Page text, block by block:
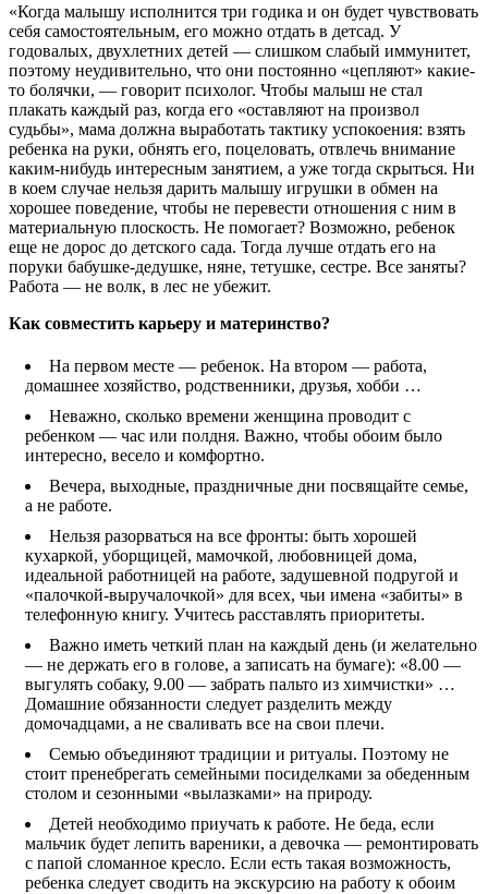
«Когда малышу исполнится три годика и он будет чувствовать
себя самостоятельным, его можно отдать в детсад. У
годовалых, двухлетних детей — слишком слабый иммунитет,
поэтому неудивительно, что они постоянно «цепляют» какие-
то болячки, — говорит психолог. Чтобы малыш не стал
плакать каждый раз, когда его «оставляют на произвол
судьбы», мама должна выработать тактику успокоения: взять
ребенка на руки, обнять его, поцеловать, отвлечь внимание
каким-нибудь интересным занятием, а уже тогда скрыться. Ни
в коем случае нельзя дарить малышу игрушки в обмен на
хорошее поведение, чтобы не перевести отношения с ним в
материальную плоскость. Не помогает? Возможно, ребенок
еще не дорос до детского сада. Тогда лучше отдать его на
поруки бабушке-дедушке, няне, тетушке, сестре. Все заняты?
Работа — не волк, в лес не убежит.
Как совместить карьеру и материнство?
На первом месте — ребенок. На втором — работа,
домашнее хозяйство, родственники, друзья, хобби …
Неважно, сколько времени женщина проводит с
ребенком — час или полдня. Важно, чтобы обоим было
интересно, весело и комфортно.
Вечера, выходные, праздничные дни посвящайте семье,
а не работе.
Нельзя разорваться на все фронты: быть хорошей
кухаркой, уборщицей, мамочкой, любовницей дома,
идеальной работницей на работе, задушевной подругой и
«палочкой-выручалочкой» для всех, чьи имена «забиты» в
телефонную книгу. Учитесь расставлять приоритеты.
Важно иметь четкий план на каждый день (и желательно
— не держать его в голове, а записать на бумаге): «8.00 —
выгулять собаку, 9.00 — забрать пальто из химчистки» …
Домашние обязанности следует разделить между
домочадцами, а не сваливать все на свои плечи.
Семью объединяют традиции и ритуалы. Поэтому не
стоит пренебрегать семейными посиделками за обеденным
столом и сезонными «вылазками» на природу.
Детей необходимо приучать к работе. Не беда, если
мальчик будет лепить вареники, а девочка — ремонтировать
с папой сломанное кресло. Если есть такая возможность,
ребенка следует сводить на экскурсию на работу к обоим